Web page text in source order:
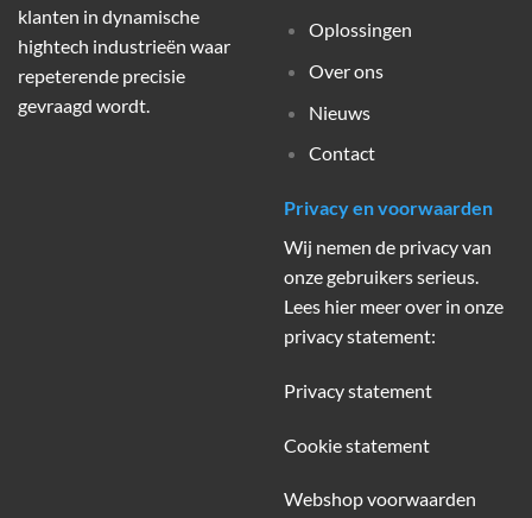
klanten in dynamische
hightech industrieën waar
repeterende precisie
gevraagd wordt.
Oplossingen
Over ons
Nieuws
Contact
Privacy en voorwaarden
Wij nemen de privacy van
onze gebruikers serieus.
Lees hier meer over in onze
privacy statement:
Privacy statement
Cookie statement
Webshop voorwaarden